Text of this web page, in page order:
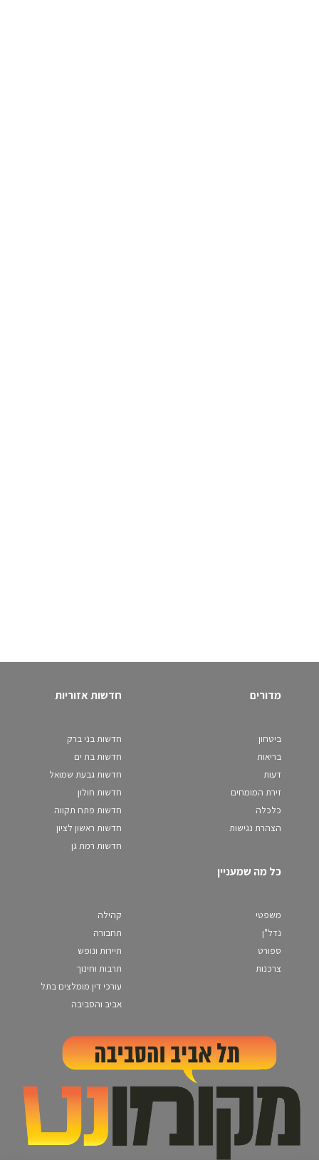
מדורים
ביטחון
בריאות
דעות
זירת המומחים
כלכלה
הצהרת נגישות
חדשות אזוריות
חדשות בני ברק
חדשות בת ים
חדשות גבעת שמואל
חדשות חולון
חדשות פתח תקווה
חדשות ראשון לציון
חדשות רמת גן
כל מה שמעניין
משפטי
נדל"ן
ספורט
צרכנות
קהילה
תחבורה
תיירות ונופש
תרבות וחינוך
עורכי דין מומלצים בתל
אביב והסביבה